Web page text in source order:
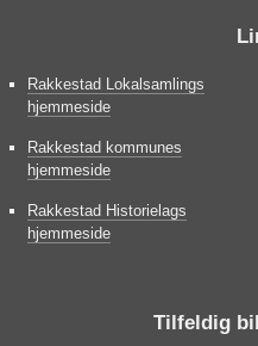
Rakkestad Lokalsamlings
hjemmeside
Rakkestad kommunes
hjemmeside
Rakkestad Historielags
hjemmeside
Tilfeldig